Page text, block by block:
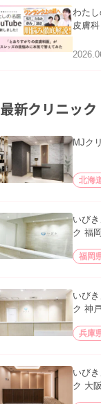
わた
皮膚科
ッズの
最新クリニック
MJク
北海
いび
ク 福
福岡
いび
ク 神
兵庫
いび
ク 大